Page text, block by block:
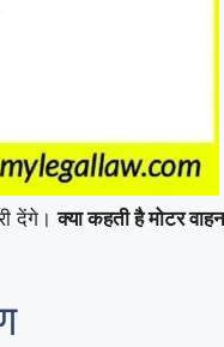
देंगे।क्या कहती है मोटर